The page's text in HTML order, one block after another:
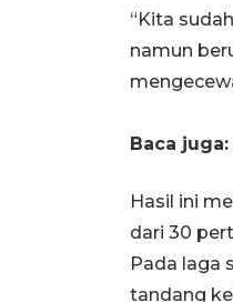
“Kita
namun
Baca juga:
Hasil ini
dari 30
Pada laga
tandang